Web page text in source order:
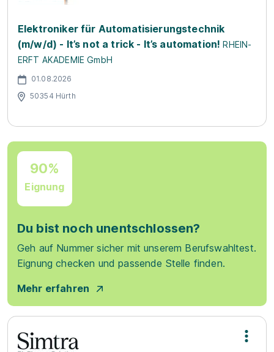
Elektroniker für Automatisierungstechnik
(m/w/d) - It’s not a trick - It’s automation! RHEIN-
ERFT AKADEMIE GmbH
01.08.2026
50354 Hürth
90%
Eignung
Du bist noch unentschlossen?
Geh auf Nummer sicher mit unserem Berufswahltest.
Eignung checken und passende Stelle finden.
Mehr erfahren